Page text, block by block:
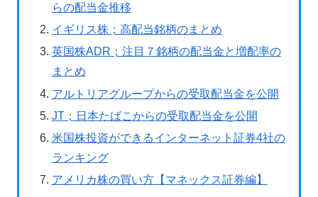
らの配当金推移
イギリス株；高配当銘柄のまとめ
英国株ADR；注目７銘柄の配当金と増配率の
まとめ
アルトリアグループからの受取配当金を公開
JT；日本たばこからの受取配当金を公開
米国株投資ができるインターネット証券4社の
ランキング
アメリカ株の買い方【マネックス証券編】